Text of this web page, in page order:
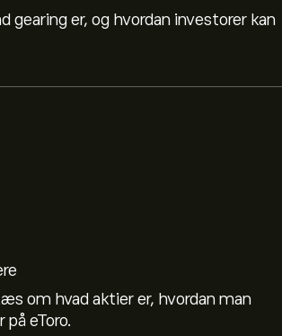
gearing er, og hvordan investorer kan
om hvad aktier er, hvordan man
eToro.